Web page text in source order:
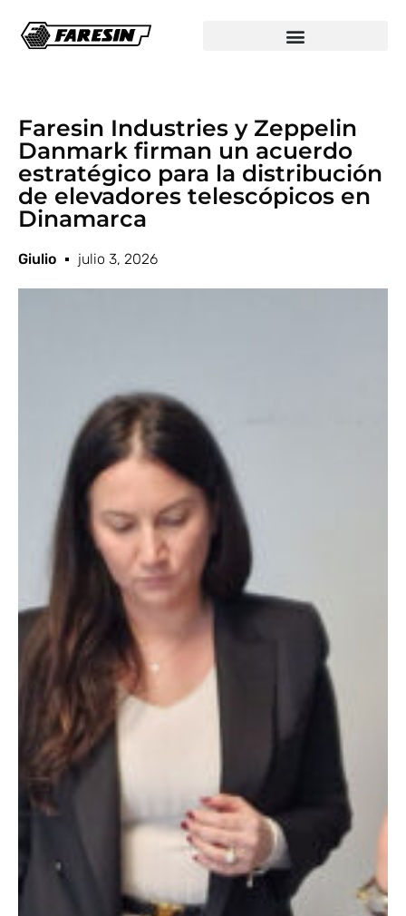
Faresin Industries y Zeppelin
Danmark firman un acuerdo
estratégico para la distribución
de elevadores telescópicos en
Dinamarca
Giulio julio 3, 2026